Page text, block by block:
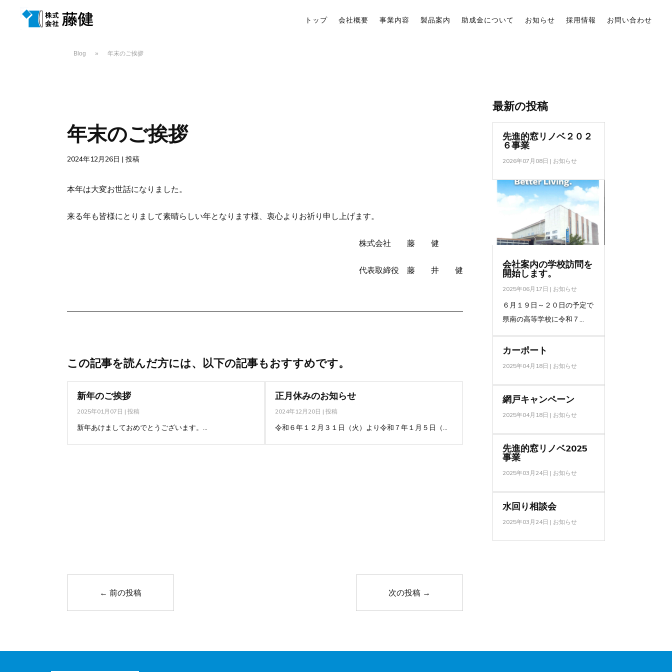
トップ 会社概要 事業内容 製品案内 助成金について お知らせ 採用情報 お問い合わせ
Blog » 年末のご挨拶
年末のご挨拶
2024年12月26日 |投稿
本年は大変お世話になりました。
来る年も皆様にとりまして素晴らしい年となります様、衷心よりお祈り申し上げます。
株式会社 藤 健
代表取締役 藤 井 健
この記事を読んだ方には、以下の記事もおすすめです。
新年のご挨拶
2025年01月07日 |投稿
新年あけましておめでとうございます。...
正月休みのお知らせ
2024年12月20日 |投稿
令和６年１２月３１日（火）より令和７年１月５日（...
最新の投稿
先進的窓リノベ２０２
６事業
2026年07月08日 | お知らせ
会社案内の学校訪問を
開始します。
2025年06月17日 | お知らせ
６月１９日～２０日の予定で
県南の高等学校に令和７...
カーポート
2025年04月18日 | お知らせ
網戸キャンペーン
2025年04月18日 | お知らせ
先進的窓リノベ2025
事業
2025年03月24日 | お知らせ
水回り相談会
2025年03月24日 | お知らせ
←前の投稿 次の投稿 →